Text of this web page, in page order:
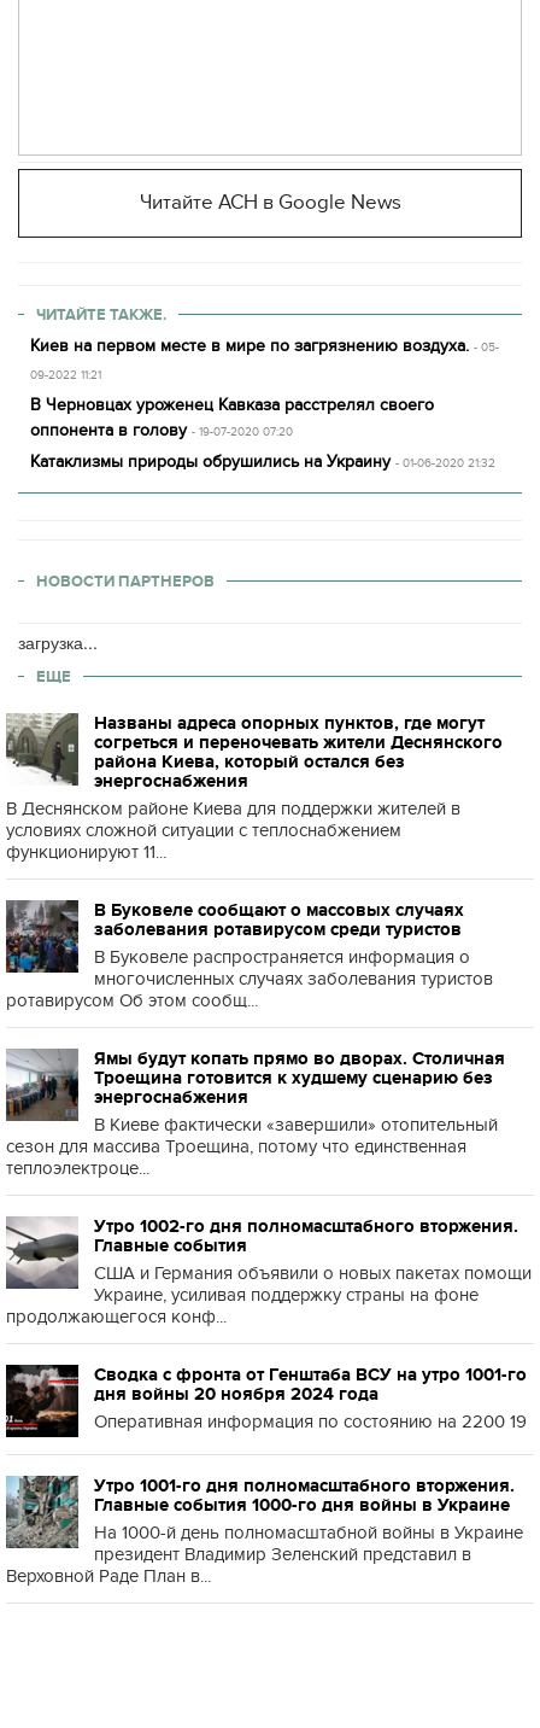
Читайте АСН в Google News
ЧИТАЙТЕ ТАКЖЕ.
Киев на первом месте в мире по загрязнению воздуха. - 05-
09-2022 11:21
В Черновцах уроженец Кавказа расстрелял своего
оппонента в голову - 19-07-2020 07:20
Катаклизмы природы обрушились на Украину - 01-06-2020 21:32
НОВОСТИ ПАРТНЕРОВ
загрузка...
ЕЩЕ
Названы адреса опорных пунктов, где могут
согреться и переночевать жители Деснянского
района Киева, который остался без
энергоснабжения
В Деснянском районе Киева для поддержки жителей в
условиях сложной ситуации с теплоснабжением
функционируют 11...
В Буковеле сообщают о массовых случаях
заболевания ротавирусом среди туристов
В Буковеле распространяется информация о
многочисленных случаях заболевания туристов
ротавирусом Об этом сообщ...
Ямы будут копать прямо во дворах. Столичная
Троещина готовится к худшему сценарию без
энергоснабжения
В Киеве фактически «завершили» отопительный
сезон для массива Троещина, потому что единственная
теплоэлектроце...
Утро 1002-го дня полномасштабного вторжения.
Главные события
США и Германия объявили о новых пакетах помощи
Украине, усиливая поддержку страны на фоне
продолжающегося конф...
Сводка с фронта от Генштаба ВСУ на утро 1001-го
дня войны 20 ноября 2024 года
Оперативная информация по состоянию на 2200 19
Утро 1001-го дня полномасштабного вторжения.
Главные события 1000-го дня войны в Украине
На 1000-й день полномасштабной войны в Украине
президент Владимир Зеленский представил в
Верховной Раде План в...